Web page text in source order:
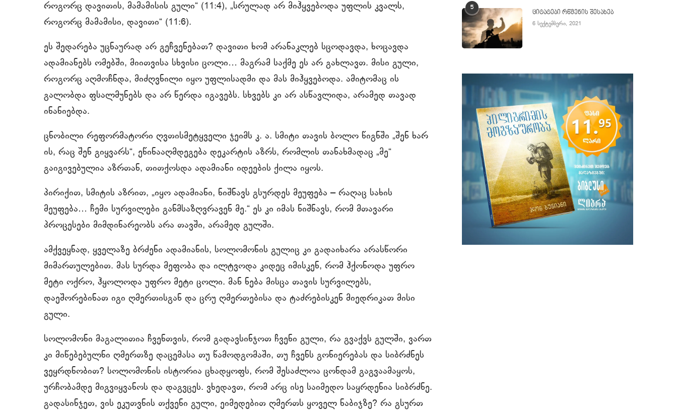
როგორც დავითის, მამამისის გული“ (11:4), „სრულად არ მიჰყვებოდა უფლის კვალს,
როგორც მამამისი, დავითი“ (11:6).
ეს შედარება უცნაურად არ გეჩვენებათ? დავითი ხომ არანაკლებ სცოდავდა, ხოცავდა
ადამიანებს ომებში, მიითვისა სხვისი ცოლი… მაგრამ საქმე ეს არ გახლავთ. მისი გული,
როგორც აღმოჩნდა, მიძღვნილი იყო უფლისადმი და მას მიჰყვებოდა. ამიტომაც ის
გალობდა ფსალმუნებს და არ წერდა იგავებს. სხვებს კი არ ასწავლიდა, არამედ თავად
ინანიებდა.
ცნობილი რეფორმატორი ღვთისმეტყველი ჯეიმს კ. ა. სმიტი თავის ბოლო წიგნში „შენ ხარ
ის, რაც შენ გიყვარს“, ეწინააღმდეგება დეკარტის აზრს, რომლის თანახმადაც „მე“
გაიგივებულია აზრთან, თითქოსდა ადამიანი იდეების ქილა იყოს.
პირიქით, სმიტის აზრით, „იყო ადამიანი, ნიშნავს გსურდეს მეუფება ‒ რაღაც სახის
მეუფება… ჩემი სურვილები განმსაზღვრავენ მე.“ ეს კი იმას ნიშნავს, რომ მთავარი
პროცესები მიმდინარეობს არა თავში, არამედ გულში.
ამქვეყნად, ყველაზე ბრძენი ადამიანის, სოლომონის გულიც კი გადაიხარა არასწორი
მიმართულებით. მას სურდა მეფობა და ილტვოდა კიდეც იმისკენ, რომ ჰქონოდა უფრო
მეტი ოქრო, ჰყოლოდა უფრო მეტი ცოლი. მან ნება მისცა თავის სურვილებს,
დაეშორებინათ იგი ღმერთისგან და ცრუ ღმერთებისა და ტაძრებისკენ მიედრიკათ მისი
გული.
სოლომონი მაგალითია ჩვენთვის, რომ გადავსინჯოთ ჩვენი გული, რა გვაქვს გულში, ვართ
კი მიწებებულნი ღმერთზე დაცემასა თუ წამოდგომაში, თუ ჩვენს გონიერებას და სიბრძნეს
ვეყრდნობით? სოლომონის ისტორია ცხადყოფს, რომ შესაძლოა ცონდამ გაგვაამაყოს,
ურჩობამდე მიგვიყვანოს და დაგვცეს. ვხედავთ, რომ არც ისე საიმედო საყრდენია სიბრძნე.
გადასინჯეთ, ვის ეკუთვნის თქვენი გული, ეიმედებით ღმერთს ყოველ ნაბიჯზე? რა გსურთ
5
ციტატები რწმენის შესახებ
6 სექტემბერი, 2021